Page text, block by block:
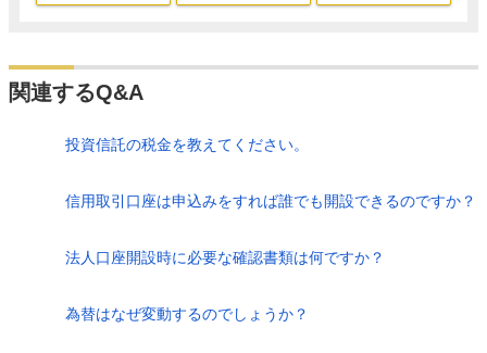
関連するQ&A
投資信託の税金を教えてください。
信用取引口座は申込みをすれば誰でも開設できるのですか？
法人口座開設時に必要な確認書類は何ですか？
為替はなぜ変動するのでしょうか？